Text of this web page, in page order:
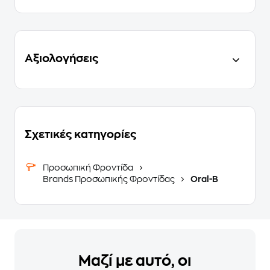
Αξιολογήσεις
Σχετικές κατηγορίες
Προσωπική Φροντίδα
Brands Προσωπικής Φροντίδας
Oral-B
Μαζί με αυτό, οι